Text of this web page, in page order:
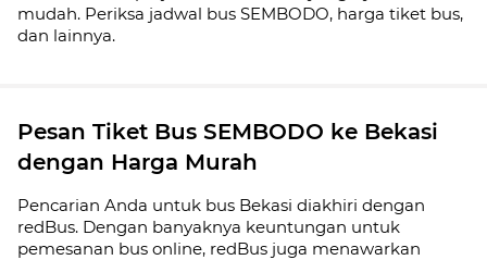
mudah. Periksa jadwal bus SEMBODO, harga tiket bus,
dan lainnya.
Pesan Tiket Bus SEMBODO ke Bekasi
dengan Harga Murah
Pencarian Anda untuk bus Bekasi diakhiri dengan
redBus. Dengan banyaknya keuntungan untuk
pemesanan bus online, redBus juga menawarkan